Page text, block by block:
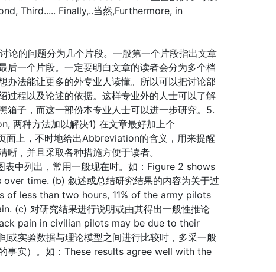
Third..... Finally,..当然,Furthermore, in
论的问题分为几个片段。一般第一个片段指出文章
后一个片段。一定要明白文章的读者会分为多个档
办法能让更多的外专业人读懂。所以可以把讨论部
过程以及论述的依据。这样专业外的人士可以了解
箱子，而这一部份本专业人士可以进一步研究。5.
两种方法加以解决1) 在文章最好加上个
上，不时地给出Abbreviation的含义，用来提醒
清晰，并且采取各种措施方便于读者。
中列出，常用一般现在时。如：Figure 2 shows
time. (b) 叙述或总结研究结果的内容为关于过
of less than two hours, 11% of the army pilots
对研究结果进行说明或由其得出一般性推论
pain in civilian pilots may be due to their
实验数据与理论模型之间进行比较时，多采一般
事实）。如：These results agree well with the